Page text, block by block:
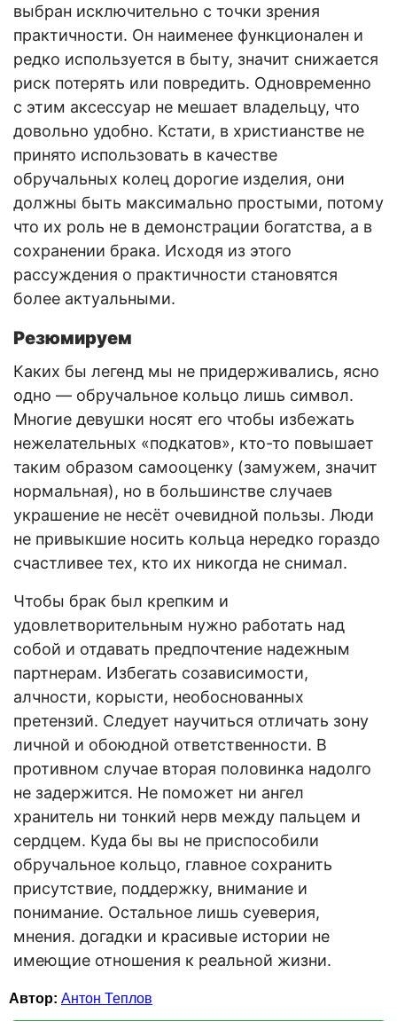
выбран исключительно с точки зрения
практичности. Он наименее функционален и
редко используется в быту, значит снижается
риск потерять или повредить. Одновременно
с этим аксессуар не мешает владельцу, что
довольно удобно. Кстати, в христианстве не
принято использовать в качестве
обручальных колец дорогие изделия, они
должны быть максимально простыми, потому
что их роль не в демонстрации богатства, а в
сохранении брака. Исходя из этого
рассуждения о практичности становятся
более актуальными.
Резюмируем
Каких бы легенд мы не придерживались, ясно
одно — обручальное кольцо лишь символ.
Многие девушки носят его чтобы избежать
нежелательных «подкатов», кто-то повышает
таким образом самооценку (замужем, значит
нормальная), но в большинстве случаев
украшение не несёт очевидной пользы. Люди
не привыкшие носить кольца нередко гораздо
счастливее тех, кто их никогда не снимал.
Чтобы брак был крепким и
удовлетворительным нужно работать над
собой и отдавать предпочтение надежным
партнерам. Избегать созависимости,
алчности, корысти, необоснованных
претензий. Следует научиться отличать зону
личной и обоюдной ответственности. В
противном случае вторая половинка надолго
не задержится. Не поможет ни ангел
хранитель ни тонкий нерв между пальцем и
сердцем. Куда бы вы не приспособили
обручальное кольцо, главное сохранить
присутствие, поддержку, внимание и
понимание. Остальное лишь суеверия,
мнения. догадки и красивые истории не
имеющие отношения к реальной жизни.
Автор: Антон Теплов